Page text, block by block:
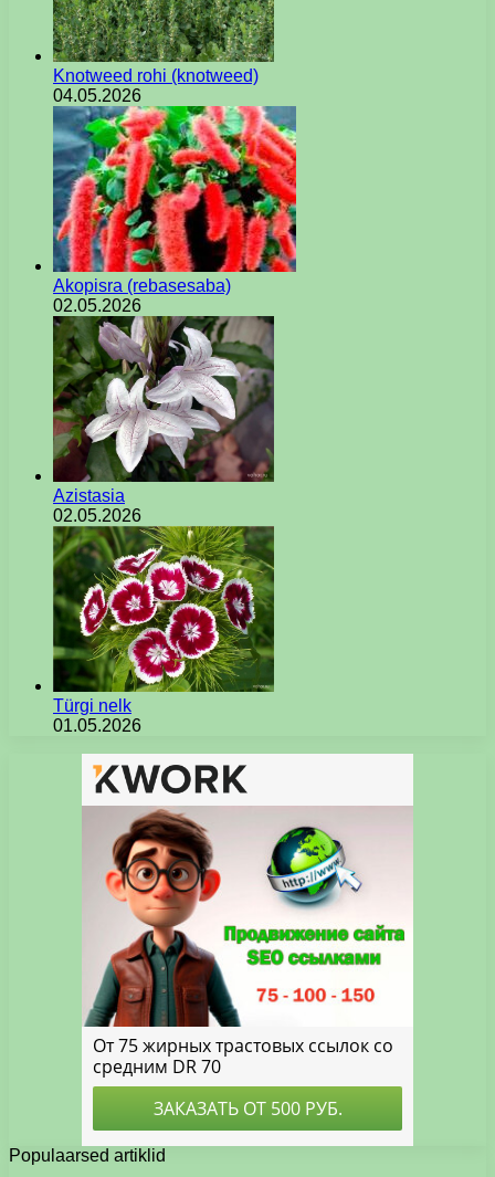
Knotweed rohi (knotweed)
04.05.2026
Akopisra (rebasesaba)
02.05.2026
Azistasia
02.05.2026
Türgi nelk
01.05.2026
Populaarsed artiklid